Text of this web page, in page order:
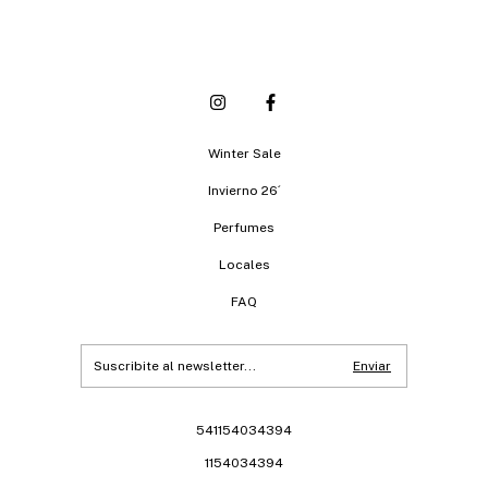
Winter Sale
Invierno 26´
Perfumes
Locales
FAQ
541154034394
1154034394